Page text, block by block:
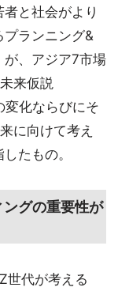
と社会がより
プランニング&
が、アジア7市場
来仮説
化ならびにそ
に向けて考え
たもの。
グの重要性が
世代が考える